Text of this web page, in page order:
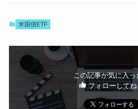
米国債ETF
この記事が気に入っ
フォローしてね